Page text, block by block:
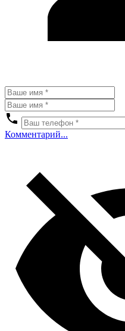
Комментарий...